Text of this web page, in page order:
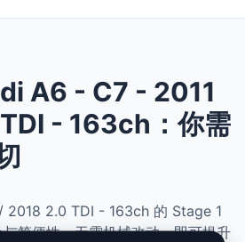
A6 - C7 - 2011
- 163ch：你需
2.0 TDI - 163ch 的 Stage 1
简便性。无需机械改动，即可提升